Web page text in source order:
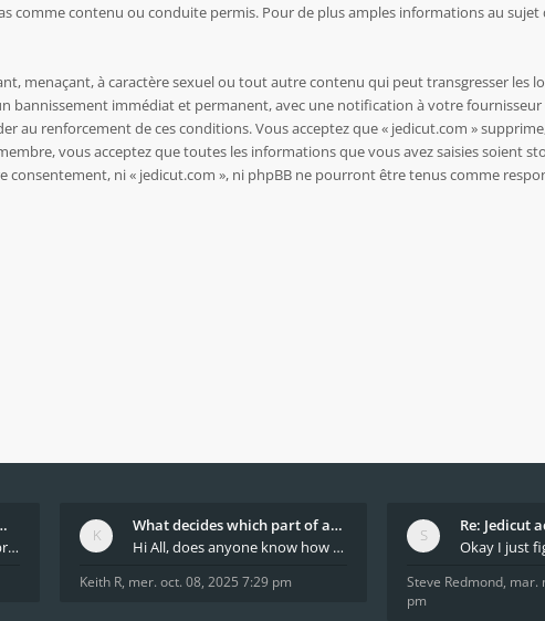
comme contenu ou conduite permis. Pour de plus amples informations au sujet
menaçant, à caractère sexuel ou tout autre contenu qui peut transgresser les
bannissement immédiat et permanent, avec une notification à votre fournisseur
au renforcement de ces conditions. Vous acceptez que « jedicut.com »
vous acceptez que toutes les informations que vous avez saisies soient
ni « jedicut.com », ni phpBB ne pourront être tenus comme
et du GRBL
Bonjour à tous ! Me revoilà après 5 ans de pause
What decides which part of an airfoil is the extra
Hi All, does anyone know how Jedicut decides which
Keith R, mer. oct. 08, 2025 7:29 pm Steve Redmond, mar.
pm